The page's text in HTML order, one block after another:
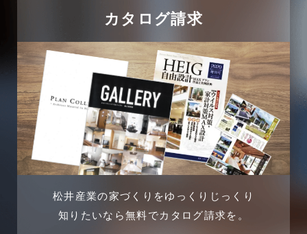
商品情報
土地に関するよくある質問
土地活用事例
土地活用提案
売買物件
2024年7月
2024年6月
2024年5月
2024年4月
カタログ請求
松井産業の家づくりをゆっくりじっくり
知りたいなら無料でカタログ請求を。